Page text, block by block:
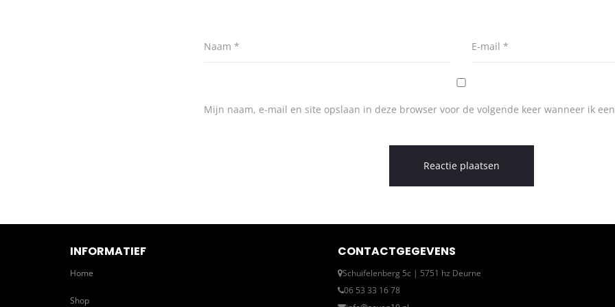
Naam * E-mail *
Mijn naam, e-mail en site opslaan in deze browser voor de volgende keer wanneer ik
INFORMATIEF
Home
Shop
CONTACTGEGEVENS
Schuifelenberg 5c | 5751 hz Deurne
06 53 33 16 78